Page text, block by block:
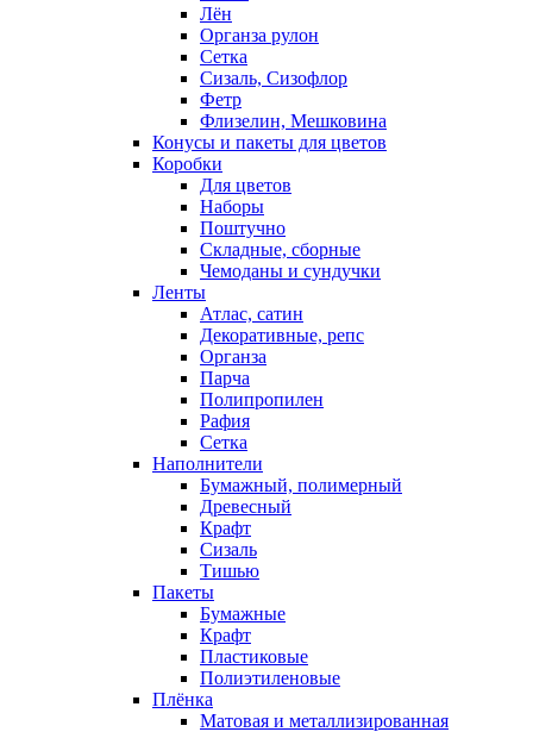
Лён
Органза рулон
Сетка
Сизаль, Сизофлор
Фетр
Флизелин, Мешковина
Конусы и пакеты для цветов
Коробки
Для цветов
Наборы
Поштучно
Складные, сборные
Чемоданы и сундучки
Ленты
Атлас, сатин
Декоративные, репс
Органза
Парча
Полипропилен
Рафия
Сетка
Наполнители
Бумажный, полимерный
Древесный
Крафт
Сизаль
Тишью
Пакеты
Бумажные
Крафт
Пластиковые
Полиэтиленовые
Плёнка
Матовая и металлизированная